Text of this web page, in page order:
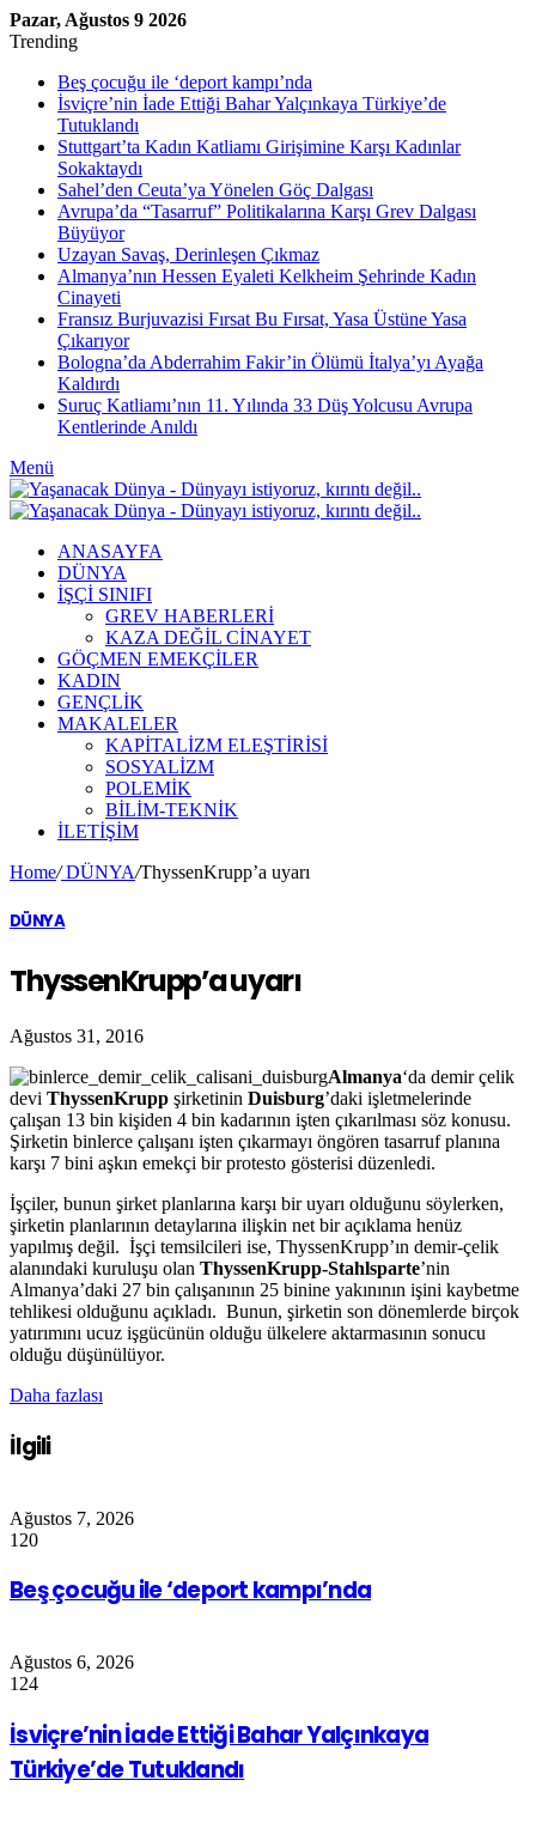
Pazar, Ağustos 9 2026
Trending
Beş çocuğu ile ‘deport kampı’nda
İsviçre’nin İade Ettiği Bahar Yalçınkaya Türkiye’de
Tutuklandı
Stuttgart’ta Kadın Katliamı Girişimine Karşı Kadınlar
Sokaktaydı
Sahel’den Ceuta’ya Yönelen Göç Dalgası
Avrupa’da “Tasarruf” Politikalarına Karşı Grev Dalgası
Büyüyor
Uzayan Savaş, Derinleşen Çıkmaz
Almanya’nın Hessen Eyaleti Kelkheim Şehrinde Kadın
Cinayeti
Fransız Burjuvazisi Fırsat Bu Fırsat, Yasa Üstüne Yasa
Çıkarıyor
Bologna’da Abderrahim Fakir’in Ölümü İtalya’yı Ayağa
Kaldırdı
Suruç Katliamı’nın 11. Yılında 33 Düş Yolcusu Avrupa
Kentlerinde Anıldı
Menü
ANASAYFA
DÜNYA
İŞÇİ SINIFI
GREV HABERLERİ
KAZA DEĞİL CİNAYET
GÖÇMEN EMEKÇİLER
KADIN
GENÇLİK
MAKALELER
KAPİTALİZM ELEŞTİRİSİ
SOSYALİZM
POLEMİK
BİLİM-TEKNİK
ILETIŞIM
Home/DÜNYA/ThyssenKrupp’a uyarı
DÜNYA
ThyssenKrupp’a uyarı
Ağustos 31, 2016
Almanya‘da demir çelik
devi ThyssenKrupp şirketinin Duisburg’daki işletmelerinde
çalışan 13 bin kişiden 4 bin kadarının işten çıkarılması söz konusu.
Şirketin binlerce çalışanı işten çıkarmayı öngören tasarruf planına
karşı 7 bini aşkın emekçi bir protesto gösterisi düzenledi.
İşçiler, bunun şirket planlarına karşı bir uyarı olduğunu söylerken,
şirketin planlarının detaylarına ilişkin net bir açıklama henüz
yapılmış değil. İşçi temsilcileri ise, ThyssenKrupp’ın demir-çelik
alanındaki kuruluşu olan ThyssenKrupp-Stahlsparte’nin
Almanya’daki 27 bin çalışanının 25 binine yakınının işini kaybetme
tehlikesi olduğunu açıkladı. Bunun, şirketin son dönemlerde birçok
yatırımını ucuz işgücünün olduğu ülkelere aktarmasının sonucu
olduğu düşünülüyor.
Daha fazlası
İlgili
Ağustos 7, 2026
120
Beş çocuğu ile ‘deport kampı’nda
Ağustos 6, 2026
124
İsviçre’nin İade Ettiği Bahar Yalçınkaya
Türkiye’de Tutuklandı